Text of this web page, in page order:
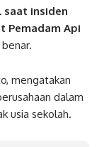
saat insiden
Pemadam Api
mengatakan
dalam
usia sekolah.